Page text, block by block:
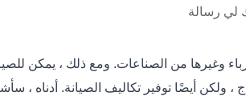
لي رسالة
وغيرها من الصناعات. ومع ذلك ، يمكن
أيضًا توفير تكاليف الصيانة. أدناه ،